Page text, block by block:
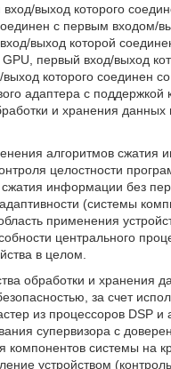
выход которого
с первым входом/
выход которой
первый вход/выход
которого соединен
адаптера с
и хранения данных
алгоритмов сжатия
целостности
информации без
(системы
применения
центрального
в целом.
обработки и
за счет
из процессоров DSP
супервизора с
системы на
устройством